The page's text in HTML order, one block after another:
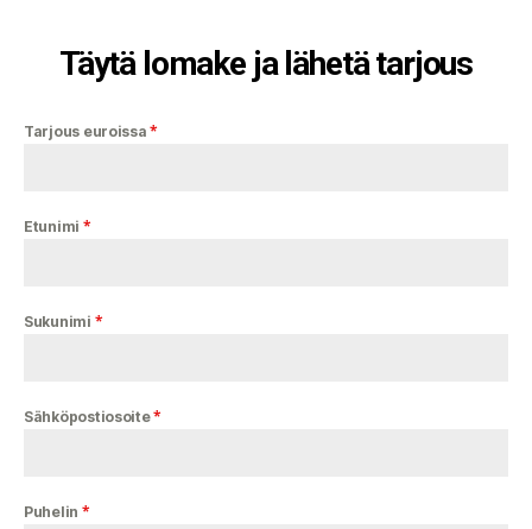
Täytä lomake ja lähetä tarjous
Tarjous euroissa*
Etunimi *
Sukunimi *
Sähköpostiosoite*
Puhelin *